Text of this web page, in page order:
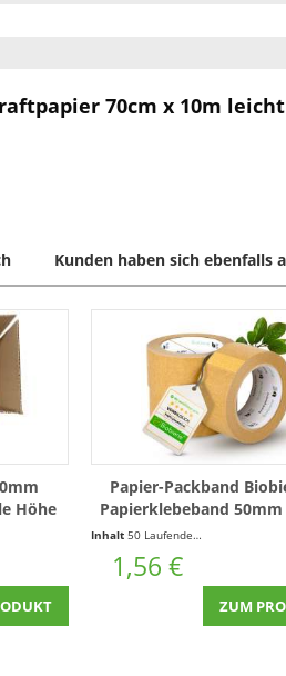
70cm x 10m
Kunden haben sich ebenfalls
Höhe
Papier-Packband
Papierklebeband 50mm
Inhalt 50 Laufende(r) Meter (0,03
1,56 €
ZUM